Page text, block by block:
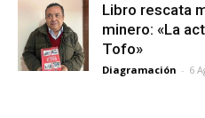
Libro rescata
minero: «La
Tofo»
Diagramación - 6